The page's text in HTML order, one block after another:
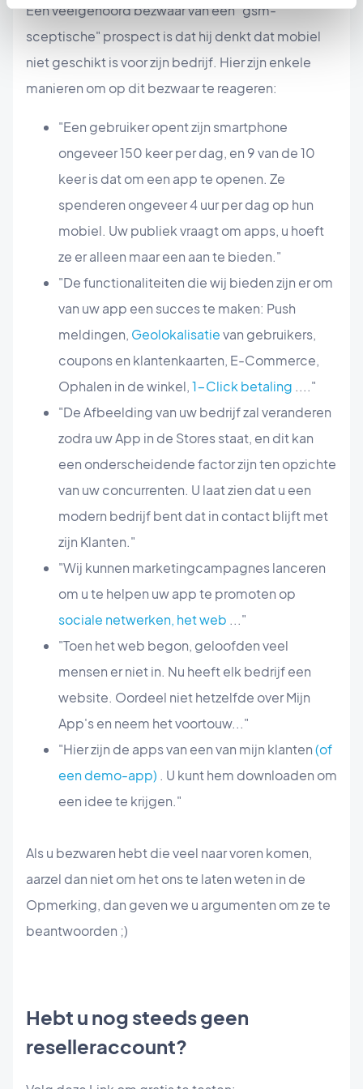
Een veelgehoord bezwaar van een "gsm-
sceptische" prospect is dat hij denkt dat mobiel
niet geschikt is voor zijn bedrijf. Hier zijn enkele
manieren om op dit bezwaar te reageren:
"Een gebruiker opent zijn smartphone
ongeveer 150 keer per dag, en 9 van de 10
keer is dat om een app te openen. Ze
spenderen ongeveer 4 uur per dag op hun
mobiel. Uw publiek vraagt om apps, u hoeft
ze er alleen maar een aan te bieden."
"De functionaliteiten die wij bieden zijn er om
van uw app een succes te maken: Push
meldingen, Geolokalisatievan gebruikers,
coupons en klantenkaarten, E-Commerce,
Ophalen in de winkel,1-Click betaling ...."
"De Afbeelding van uw bedrijf zal veranderen
zodra uw App in de Stores staat, en dit kan
een onderscheidende factor zijn ten opzichte
van uw concurrenten. U laat zien dat u een
modern bedrijf bent dat in contact blijft met
zijn Klanten."
"Wij kunnen marketingcampagnes lanceren
om u te helpen uw app te promoten op
sociale netwerken, het web ..."
"Toen het web begon, geloofden veel
mensen er niet in. Nu heeft elk bedrijf een
website. Oordeel niet hetzelfde over Mijn
App's en neem het voortouw..."
"Hier zijn de apps van een van mijn klanten(of
een demo-app) . U kunt hem downloaden om
een idee te krijgen."
Als u bezwaren hebt die veel naar voren komen,
aarzel dan niet om het ons te laten weten in de
Opmerking, dan geven we u argumenten om ze te
beantwoorden ;)
Hebt u nog steeds geen
reselleraccount?